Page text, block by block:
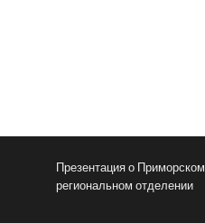
Презентация о Приморском
региональном отделении